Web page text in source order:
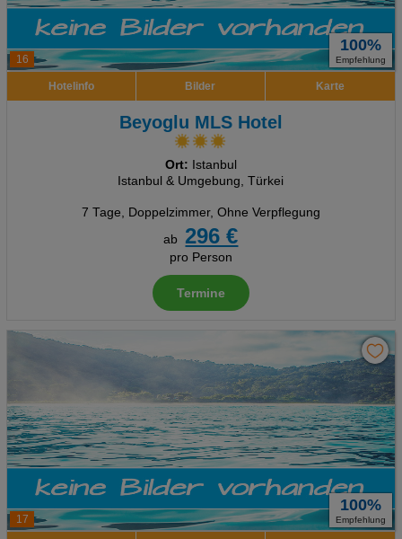
16
100%
Empfehlung
Hotelinfo Bilder Karte
Beyoglu MLS Hotel
Ort: Istanbul
Istanbul & Umgebung, Türkei
7 Tage, Doppelzimmer, Ohne Verpflegung
ab
296 €
pro Person
Termine
17
100%
Empfehlung